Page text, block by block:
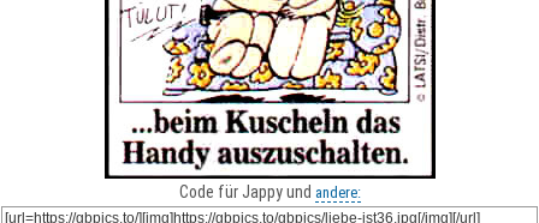
Code für Jappy und andere: